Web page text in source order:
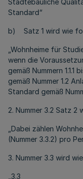
Städtebauliche
Standard“
b) Satz 1 wird wie
„Wohnheime für
wenn die
gemäß Nummern 1.1.1
gemäß Nummer 1.2
Standard gemäß
2. Nummer 3.2 Satz
„Dabei zählen
(Nummer 3.3.2) pro
3. Nummer 3.3 wird
„3.3